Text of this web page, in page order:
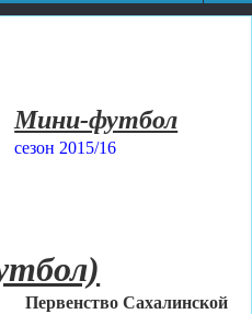
Мини-футбол
сезон 2015/16
Первенство Сахалинской